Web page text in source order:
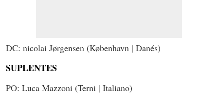
DC: nicolai Jørgensen (København | Danés)
SUPLENTES
PO: Luca Mazzoni (Terni | Italiano)